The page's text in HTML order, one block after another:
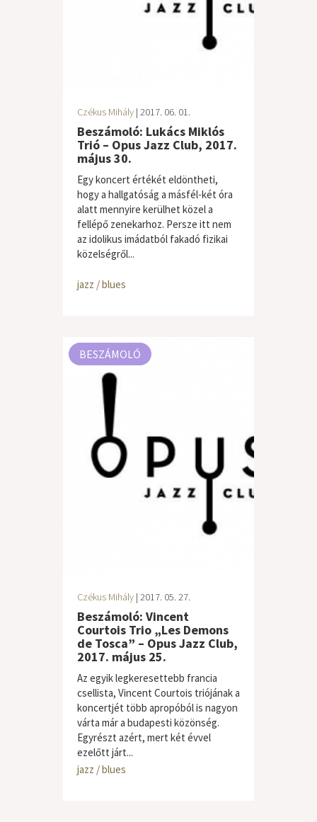
Czékus Mihály | 2017. 06. 01.
Beszámoló: Lukács Miklós
Trió – Opus Jazz Club, 2017.
május 30.
Egy koncert értékét eldöntheti,
hogy a hallgatóság a másfél-két óra
alatt mennyire kerülhet közel a
fellépő zenekarhoz. Persze itt nem
az idolikus imádatból fakadó fizikai
közelségről...
jazz / blues
BESZÁMOLÓ
Czékus Mihály | 2017. 05. 27.
Beszámoló: Vincent
Courtois Trio „Les Demons
de Tosca” – Opus Jazz Club,
2017. május 25.
Az egyik legkeresettebb francia
csellista, Vincent Courtois triójának a
koncertjét több apropóból is nagyon
várta már a budapesti közönség.
Egyrészt azért, mert két évvel
ezelőtt járt...
jazz / blues